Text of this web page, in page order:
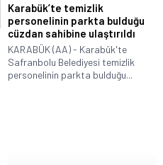
Karabük’te temizlik
personelinin parkta bulduğu
cüzdan sahibine ulaştırıldı
KARABÜK (AA) - Karabük'te
Safranbolu Belediyesi temizlik
personelinin parkta bulduğu...